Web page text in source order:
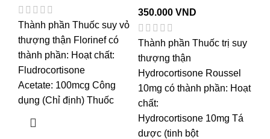
Thành phần Thuốc suy vỏ
thượng thận Florinef có
thành phần: Hoạt chất:
Fludrocortisone
Acetate: 100mcg Công
dụng (Chỉ định) Thuốc
350.000 VND
Thành phần Thuốc trị suy
thượng thận
Hydrocortisone Roussel
10mg có thành phần: Hoạt
chất:
Hydrocortisone 10mg Tá
dược (tinh bột